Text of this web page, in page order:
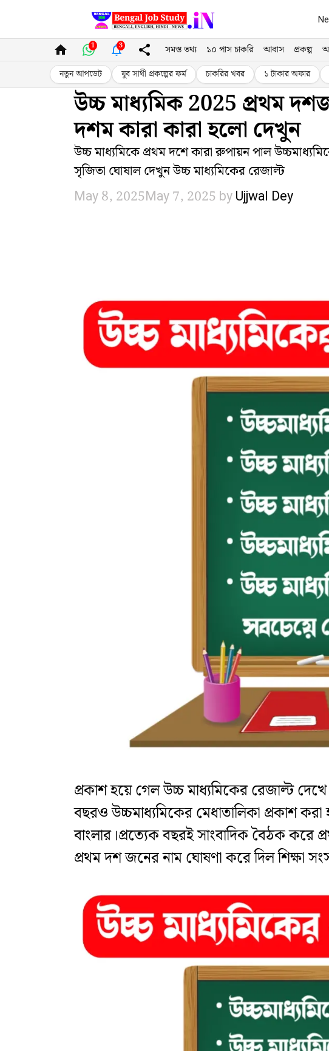
to
content
1 3 সমস্ত তথ্য ১০ পাস চাকরি আবাস প্রকল্প
নতুন আপডেট যুব সাথী প্রকল্পের ফর্ম চাকরির খবর ১ টাকার অফার
উচ্চ মাধ্যমিক 2025 প্রথম
দশম কারা কারা হলো দেখুন
উচ্চ মাধ্যমিকে প্রথম দশে কারা রুপায়ন পাল
সৃজিতা ঘোষাল দেখুন উচ্চ মাধ্যমিকের রেজাল্ট
May 8, 2025May 7, 2025 byUjjwal Dey
প্রকাশ হয়ে গেল উচ্চ মাধ্যমিকের রেজাল্ট
বছরও উচ্চমাধ্যমিকের মেধাতালিকা প্রকাশ
বাংলার।প্রত্যেক বছরই সাংবাদিক বৈঠক করে
প্রথম দশ জনের নাম ঘোষণা করে দিল শিক্ষা